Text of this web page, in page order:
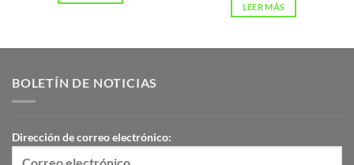
LEER MÁS
BOLETÍN DE NOTICIAS
Dirección de correo electrónico: